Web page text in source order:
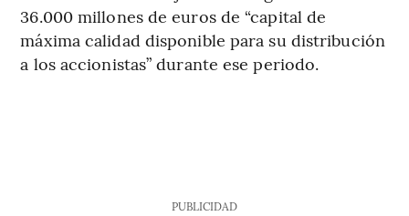
36.000 millones de euros de “capital de
máxima calidad disponible para su distribución
a los accionistas” durante ese periodo.
PUBLICIDAD